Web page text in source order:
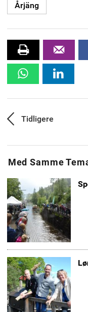
Årjäng
skrive Tips
WhatsApp
Tidligere
Med Samme